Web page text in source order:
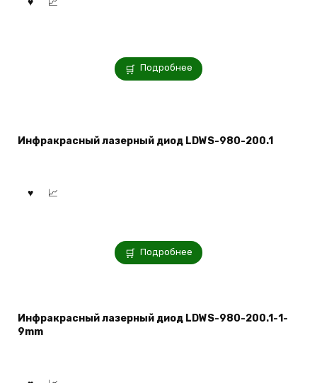
Подробнее
Инфракрасный лазерный диод LDWS-980-200.1
Подробнее
Инфракрасный лазерный диод LDWS-980-200.1-1-
9mm